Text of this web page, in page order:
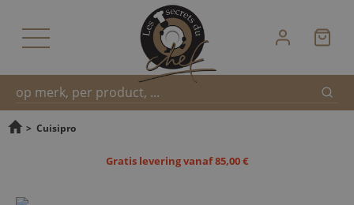
Snel
> Cuisipro
Gratis levering vanaf 85,00 €